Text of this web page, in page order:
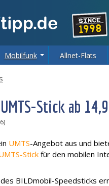
Mobilfunk Allnet-Flats
Stick ab
UMTS-Angebot aus und
Stickfür den mobilen
BILDmobil-Speedsticks